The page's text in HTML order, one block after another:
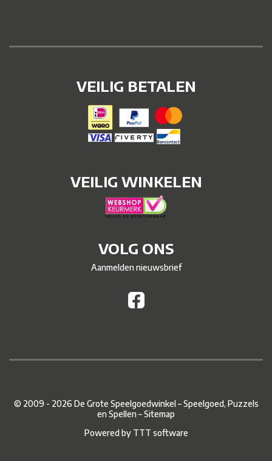
VEILIG BETALEN
VEILIG WINKELEN
VOLG ONS
Aanmelden nieuwsbrief
© 2009 - 2026 De Grote Speelgoedwinkel – Speelgoed, Puzzels
en Spellen –Sitemap
Powered by TTT software